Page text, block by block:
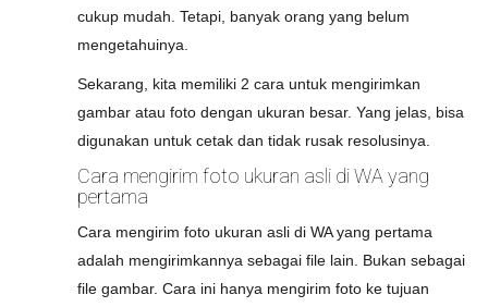
cukup mudah. Tetapi, banyak orang yang belum
mengetahuinya.
Sekarang, kita memiliki 2 cara untuk mengirimkan
gambar atau foto dengan ukuran besar. Yang jelas, bisa
digunakan untuk cetak dan tidak rusak resolusinya.
Cara mengirim foto ukuran asli di WA yang
pertama
Cara mengirim foto ukuran asli di WA yang pertama
adalah mengirimkannya sebagai file lain. Bukan sebagai
file gambar. Cara ini hanya mengirim foto ke tujuan